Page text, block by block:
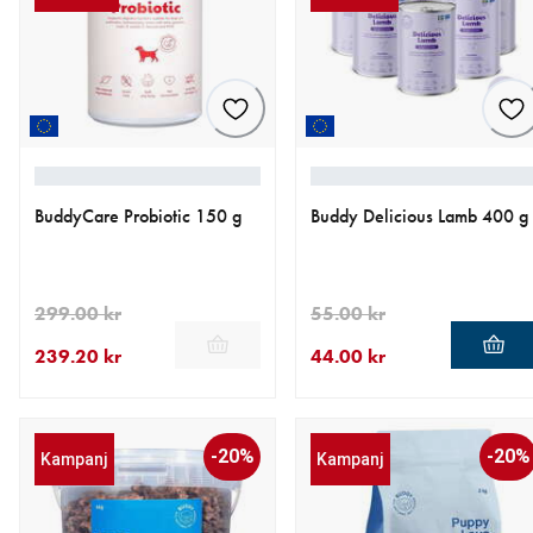
BuddyCare Probiotic 150 g
239.20 kr
299.00 kr
Buddy Delicious Lamb 400 g
44.00 kr
55.00 kr
Kampanj -20% Kampanj -20%